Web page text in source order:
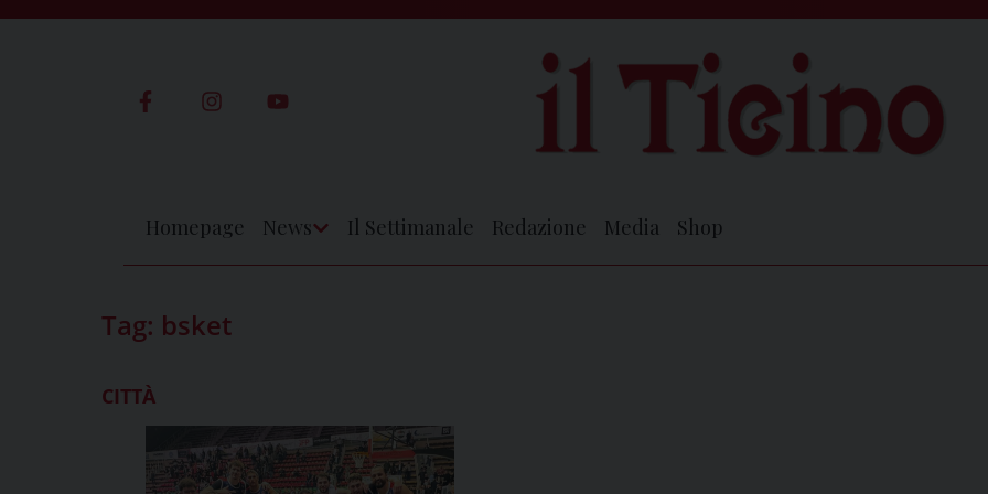
Homepage News Il Settimanale Redazione Media Shop
Tag: bsket
CITTÀ